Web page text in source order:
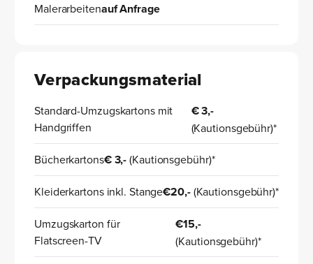
Malerarbeitenauf Anfrage
Verpackungsmaterial
Standard-Umzugskartons mit
Handgriffen
€ 3,-
(Kautionsgebühr)*
Bücherkartons€ 3,-(Kautionsgebühr)*
Kleiderkartons inkl. Stange€20,-(Kautionsgebühr)*
Umzugskarton für
Flatscreen-TV
€15,-
(Kautionsgebühr)*